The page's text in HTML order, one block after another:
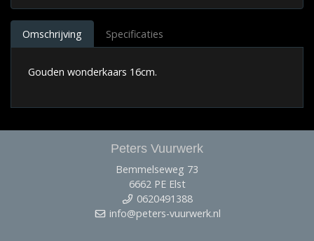
Omschrijving Specificaties
Gouden wonderkaars 16cm.
Peters Vuurwerk
Bemmelseweg 73
6662 PE Elst
0620491388
info@peters-vuurwerk.nl